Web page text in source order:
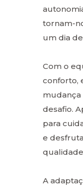
tornam-
um dia
Com o
conforto,
mudança
desafio.
para
e
A